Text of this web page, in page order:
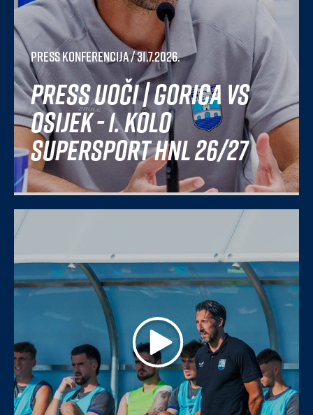
Press konferencija/ 31.7.2026.
Press uoči | Gorica vs
Osijek - 1. kolo
SuperSport HNL 26/27